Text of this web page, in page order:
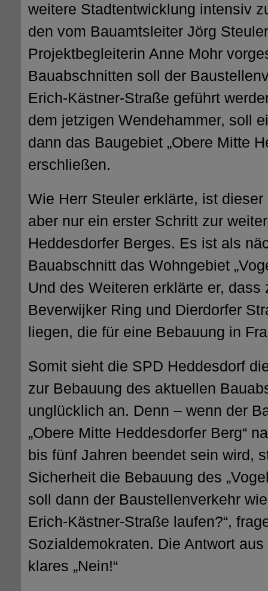
weitere Stadtentwicklung intensiv
den vom Bauamtsleiter Jörg
Projektbegleiterin Anne Mohr
Bauabschnitten soll der
Erich-Kästner-Straße geführt
dem jetzigen Wendehammer, soll
dann das Baugebiet „Obere Mitte
erschließen.
Wie Herr Steuler erklärte, ist
aber nur ein erster Schritt zur
Heddesdorfer Berges. Es ist als
Bauabschnitt das Wohngebiet
Und des Weiteren erklärte er, dass
Beverwijker Ring und Dierdorfer
liegen, die für eine Bebauung in
Somit sieht die SPD Heddesdorf
zur Bebauung des aktuellen
unglücklich an. Denn – wenn der
„Obere Mitte Heddesdorfer Berg“
bis fünf Jahren beendet sein wird,
Sicherheit die Bebauung des
soll dann der Baustellenverkehr
Erich-Kästner-Straße laufen?“,
Sozialdemokraten. Die Antwort
klares „Nein!“